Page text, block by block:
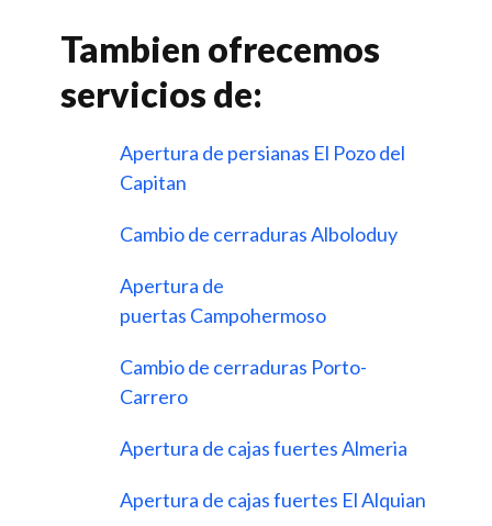
Tambien ofrecemos
servicios de:
Apertura de persianas El Pozo del
Capitan
Cambio de cerraduras Alboloduy
Apertura de
puertas Campohermoso
Cambio de cerraduras Porto-
Carrero
Apertura de cajas fuertes Almeria
Apertura de cajas fuertes El Alquian